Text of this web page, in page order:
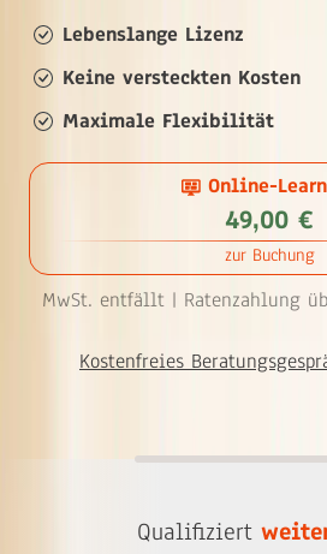
Lebenslange Lizenz
Keine versteckten Kosten
Maximale Flexibilität
Online-
49,00 €
zur Buchung
MwSt. entfällt | Ratenzahlung
Kostenfreies
Qualifiziert